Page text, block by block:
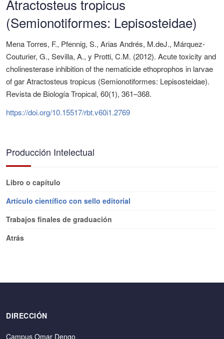
Atractosteus tropicus
(Semionotiformes: Lepisosteidae)
Mena Torres, F., Pfennig, S., Arias Andrés, M.deJ., Márquez-
Couturier, G., Sevilla, A., y Protti, C.M. (2012). Acute toxicity and
cholinesterase inhibition of the nematicide ethoprophos in larvae
of gar Atractosteus tropicus (Semionotiformes: Lepisosteidae).
Revista de Biología Tropical, 60(1), 361–368.
https://doi.org/10.15517/rbt.v60i1.2769
Producción Intelectual
Libro o capítulo
Artículo científico con sello editorial
Trabajos finales de graduación
Atrás
DIRECCIÓN
Campus Omar Dengo